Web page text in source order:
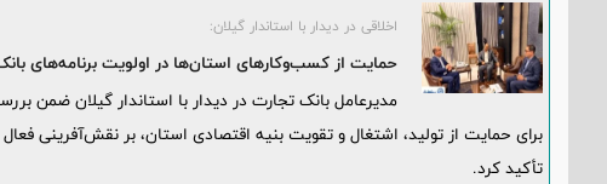
اخلاقی در دیدار با استاندار گیلان:
حمایت از کسب‌وکارهای استان‌ها در اولویت برنامه‌های بانک
مدیرعامل بانک تجارت در دیدار با استاندار گیلان ضمن
برای حمایت از تولید، اشتغال و تقویت بنیه اقتصادی استان، بر نقش‌آفرینی
تأکید کرد.